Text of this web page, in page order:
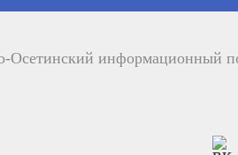
Осетинский информационный